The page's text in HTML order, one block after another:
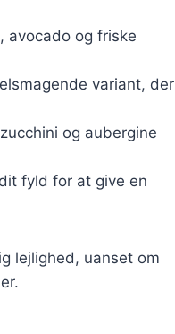
avocado og friske
variant, der
og aubergine
fyld for at give en
lejlighed, uanset om